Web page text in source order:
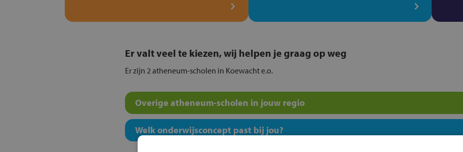
Er valt veel te kiezen, wij helpen je graag op weg
Er zijn 2 atheneum-scholen in Koewacht e.o.
Overige atheneum-scholen in jouw regio
Welk onderwijsconcept past bij jou?